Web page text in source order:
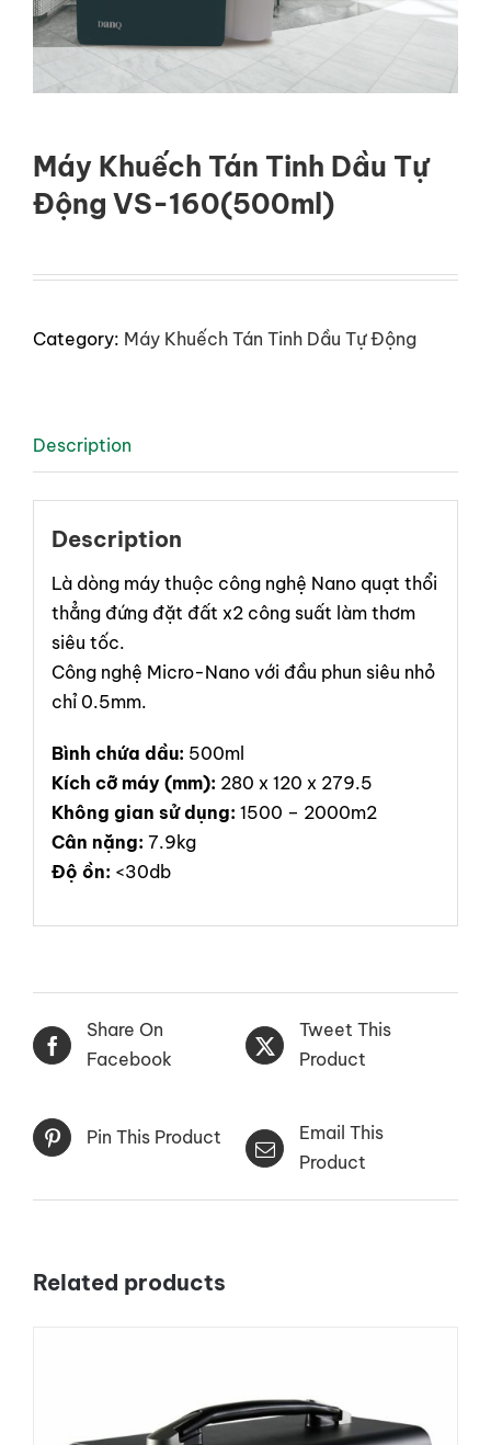
LIÊN HỆ
GỌI NGAY
Máy Khuếch Tán Tinh Dầu Tự
Động VS-160(500ml)
Category: Máy Khuếch Tán Tinh Dầu Tự Động
Description
Description
Là dòng máy thuộc công nghệ Nano quạt thổi
thẳng đứng đặt đất x2 công suất làm thơm
siêu tốc.
Công nghệ Micro-Nano với đầu phun siêu nhỏ
chỉ 0.5mm.
Bình chứa dầu: 500ml
Kích cỡ máy (mm): 280 x 120 x 279.5
Không gian sử dụng: 1500 – 2000m2
Cân nặng: 7.9kg
Độ ồn: <30db
Share On
Facebook
Tweet This
Product
Pin This Product
Email This
Product
Related products